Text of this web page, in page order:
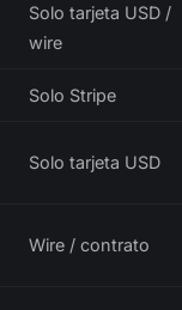
Solo tarjeta USD /
wire
Solo Stripe
Solo tarjeta USD
Wire / contrato